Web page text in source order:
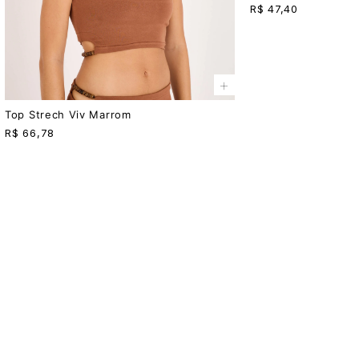
Top Strech Viv Marrom
+
R$ 66,78
R$ 47,40